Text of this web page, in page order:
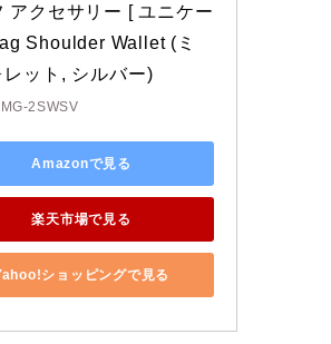
アクセサリー [ ユニケー
Shoulder Wallet (ミ
レット, シルバー)
2SWSV
Amazonで見る
楽天市場で見る
ショッピングで見る